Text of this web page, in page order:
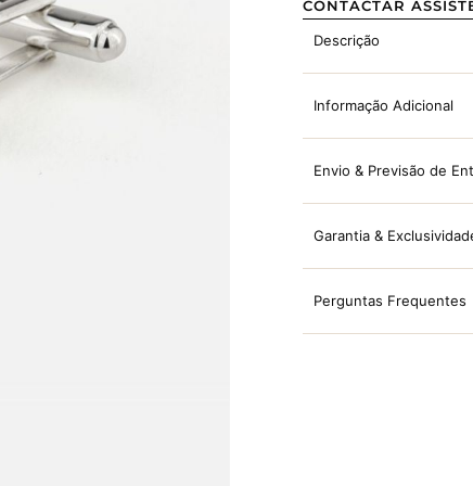
CONTACTAR
Descrição
Informação Adicional
Envio & Previsão de
Garantia &
Perguntas Frequentes